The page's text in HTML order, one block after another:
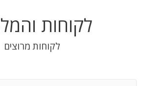
לקוחות
לקוחות מרוצים